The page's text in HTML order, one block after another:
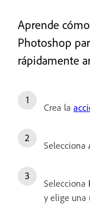
Aprende
Photoshop
rápidamente
Crea la
Selecciona
Selecciona
y elige una